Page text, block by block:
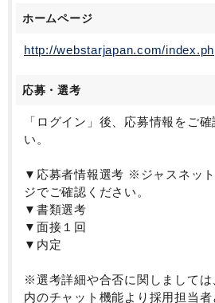
ホームページ
http://webstarjapan.com/
応募・選考
「ログイン」後、応募情報をご
い。
▼応募者情報選考 ※ジャスネッ
ジでご確認ください。
▼書類選考
▼面接１回
▼内定
※選考詳細や合否に関しましては
内のチャット機能より採用担当